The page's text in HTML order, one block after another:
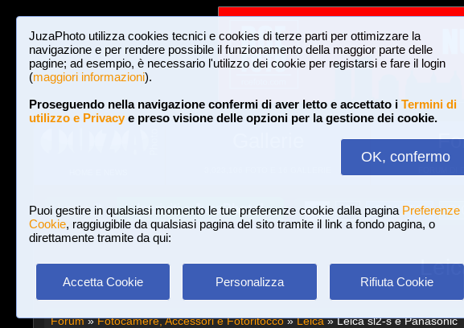
JuzaPhoto utilizza cookies tecnici e cookies di terze parti per ottimizzare la
navigazione e per rendere possibile il funzionamento della maggior parte delle
pagine; ad esempio, è necessario l'utilizzo dei cookie per registarsi e fare il login
(maggiori informazioni).
Proseguendo nella navigazione confermi di aver letto e accettato i Termini di
utilizzo e Privacye preso visione delle opzioni per la gestione dei cookie.
OK, confermo
Puoi gestire in qualsiasi momento le tue preferenze cookie dalla pagina Preferenze
Cookie, raggiugibile da qualsiasi pagina del sito tramite il link a fondo pagina, o
direttamente tramite da qui:
Accetta Cookie Personalizza Rifiuta Cookie
FORUM DI
Login Iscriviti a JuzaPhoto! A A ?AIUTO
Forum»Fotocamere, Accessori e Fotoritocco»Leica» Leica sl2-s e Panasonic